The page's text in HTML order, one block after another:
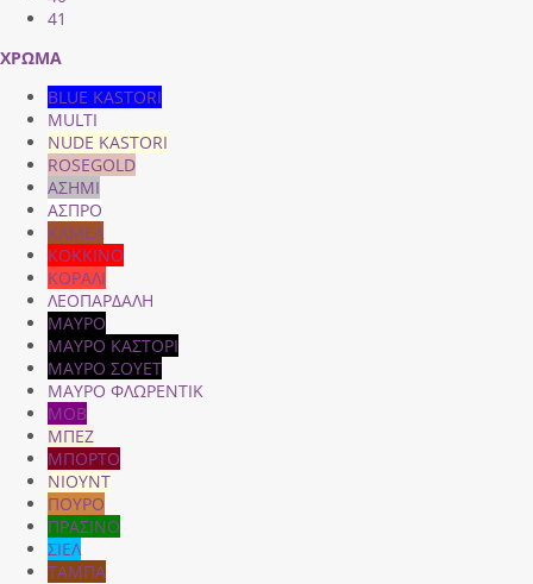
41
ΧΡΩΜΑ
BLUE KASTORI
MULTI
NUDE KASTORI
ROSEGOLD
ΑΣΗΜΙ
ΑΣΠΡΟ
ΚΑΜΕΛ
ΚΟΚΚΙΝΟ
ΚΟΡΑΛΙ
ΛΕΟΠΑΡΔΑΛΗ
ΜΑΥΡΟ
ΜΑΥΡΟ ΚΑΣΤΟΡΙ
ΜΑΥΡΟ ΣΟΥΕΤ
ΜΑΥΡΟ ΦΛΩΡΕΝΤΙΚ
ΜΟΒ
ΜΠΕΖ
ΜΠΟΡΤΟ
ΝΙΟΥΝΤ
ΠΟΥΡΟ
ΠΡΑΣΙΝΟ
ΣΙΕΛ
ΤΑΜΠΑ